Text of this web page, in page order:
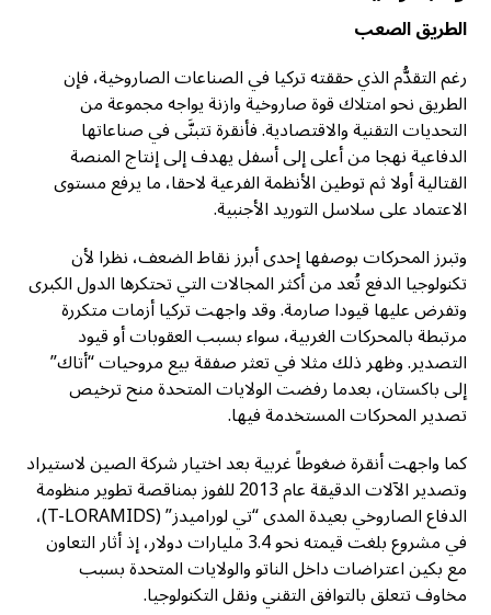
الطريق الصعب
رغم التقدُّم الذي حققته تركيا في الصناعات الصاروخية، فإن
الطريق نحو امتلاك قوة صاروخية وازنة يواجه مجموعة من
التحديات التقنية والاقتصادية. فأنقرة تتبنَّى في صناعاتها
الدفاعية نهجا من أعلى إلى أسفل يهدف إلى إنتاج المنصة
القتالية أولا ثم توطين الأنظمة الفرعية لاحقا، ما يرفع مستوى
الاعتماد على سلاسل التوريد الأجنبية.
وتبرز المحركات بوصفها إحدى أبرز نقاط الضعف، نظرا لأن
تكنولوجيا الدفع تُعد من أكثر المجالات التي تحتكرها الدول الكبرى
وتفرض عليها قيودا صارمة. وقد واجهت تركيا أزمات متكررة
مرتبطة بالمحركات الغربية، سواء بسبب العقوبات أو قيود
التصدير. وظهر ذلك مثلا في تعثر صفقة بيع مروحيات “أتاك”
إلى باكستان، بعدما رفضت الولايات المتحدة منح ترخيص
تصدير المحركات المستخدمة فيها.
كما واجهت أنقرة ضغوطاً غربية بعد اختيار شركة الصين لاستيراد
وتصدير الآلات الدقيقة عام 2013 للفوز بمناقصة تطوير منظومة
الدفاع الصاروخي بعيدة المدى “تي لوراميدز” (T-LORAMIDS)،
في مشروع بلغت قيمته نحو 3.4 مليارات دولار، إذ أثار التعاون
مع بكين اعتراضات داخل الناتو والولايات المتحدة بسبب
مخاوف تتعلق بالتوافق التقني ونقل التكنولوجيا.